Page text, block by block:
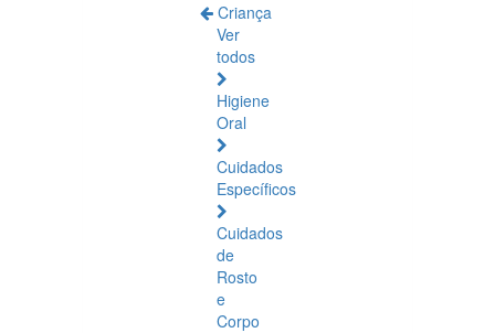
Criança
Ver
todos
Higiene
Oral
Cuidados
Específicos
Cuidados
de
Rosto
e
Corpo